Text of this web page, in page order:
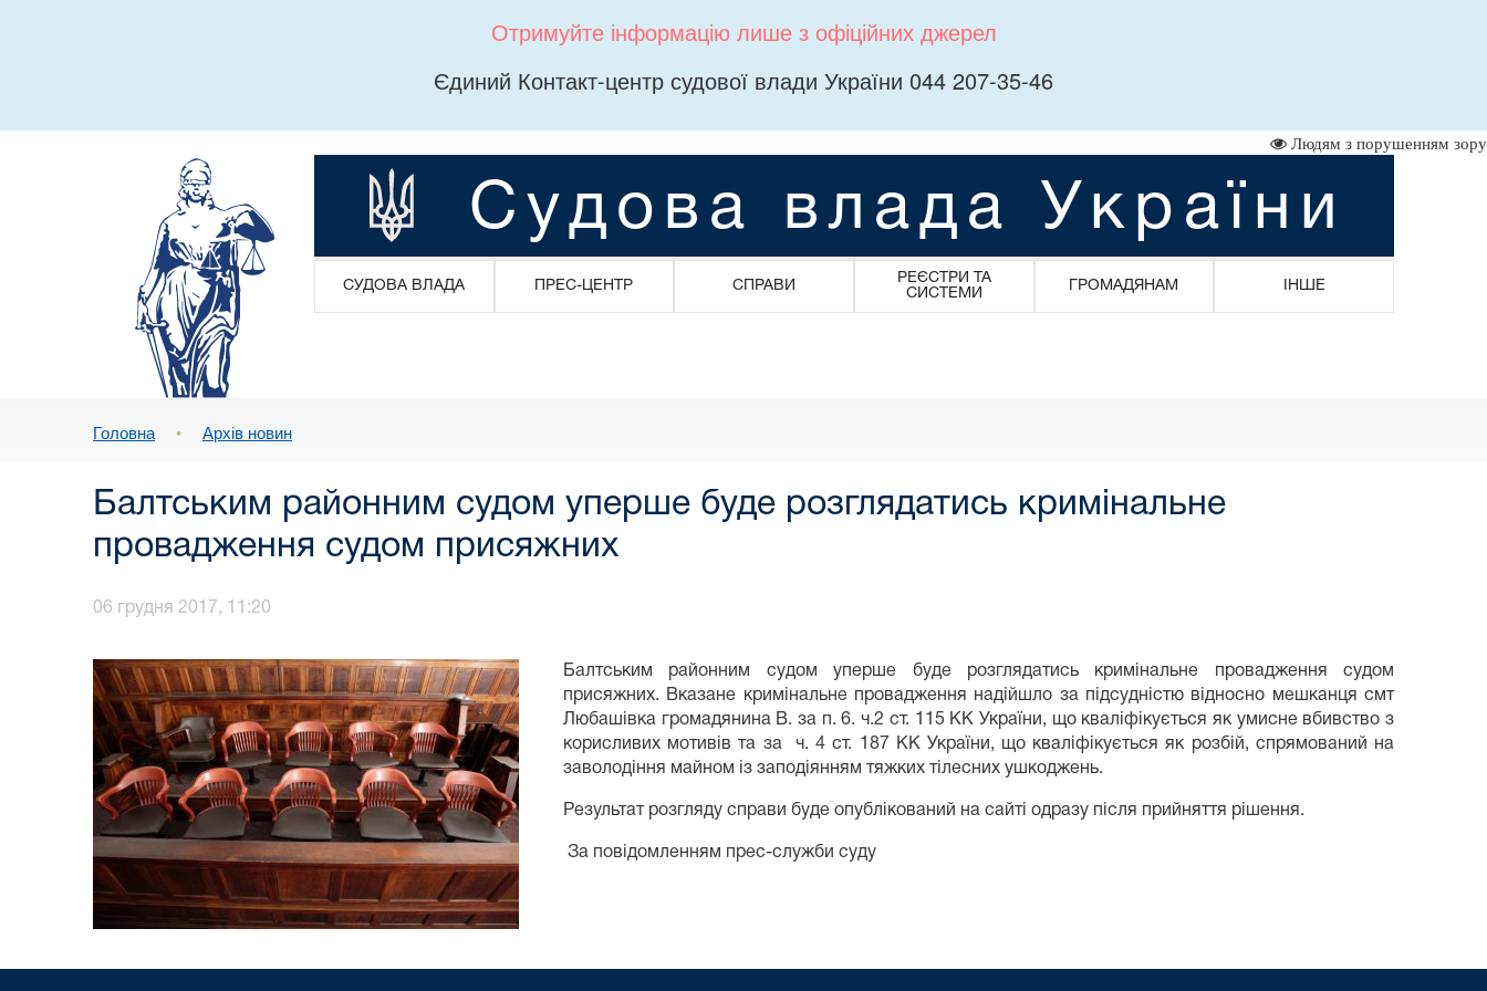
Отримуйте інформацію лише з офіційних джерел
Єдиний Контакт-центр судової влади України 044 207-35-46
Людям з порушенням зору
Судова влада України
СУДОВА ВЛАДА ПРЕС-ЦЕНТР СПРАВИ
РЕЄСТРИ ТА
СИСТЕМИ
ГРОМАДЯНАМ ІНШЕ
Головна • Архів новин
Балтським районним судом уперше буде розглядатись кримінальне
провадження судом присяжних
06 грудня 2017, 11:20
Балтським районним судом уперше буде розглядатись кримінальне провадження судом
присяжних. Вказане кримінальне провадження надійшло за підсудністю відносно мешканця смт
Любашівка громадянина В. за п. 6. ч.2 ст. 115 КК України, що кваліфікується як умисне вбивство з
корисливих мотивів та за ч. 4 ст. 187 КК України, що кваліфікується як розбій, спрямований на
заволодіння майном із заподіянням тяжких тілесних ушкоджень.
Результат розгляду справи буде опублікований на сайті одразу після прийняття рішення.
За повідомленням прес-служби суду